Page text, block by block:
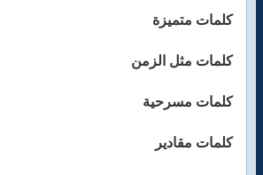
كلمات متميزة
كلمات مثل الزمن
كلمات مسرحية
كلمات مقادير